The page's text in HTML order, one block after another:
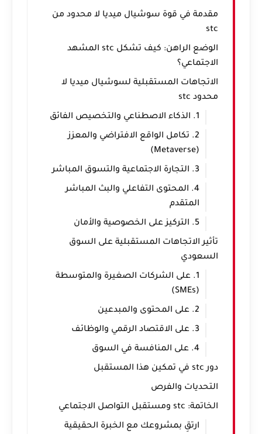
مقدمة في قوة سوشيال ميديا لا محدود من
stc
الوضع الراهن: كيف تشكل stc المشهد
الاجتماعي؟
الاتجاهات المستقبلية لسوشيال ميديا لا
محدود stc
1. الذكاء الاصطناعي والتخصيص الفائق
2. تكامل الواقع الافتراضي والمعزز
(Metaverse)
3. التجارة الاجتماعية والتسوق المباشر
4. المحتوى التفاعلي والبث المباشر
المتقدم
5. التركيز على الخصوصية والأمان
تأثير الاتجاهات المستقبلية على السوق
السعودي
1. على الشركات الصغيرة والمتوسطة
(SMEs)
2. على المحتوى والمبدعين
3. على الاقتصاد الرقمي والوظائف
4. على المنافسة في السوق
دور stc في تمكين هذا المستقبل
التحديات والفرص
الخاتمة: stc ومستقبل التواصل الاجتماعي
ارتقِ بمشروعك مع الخبرة الحقيقية